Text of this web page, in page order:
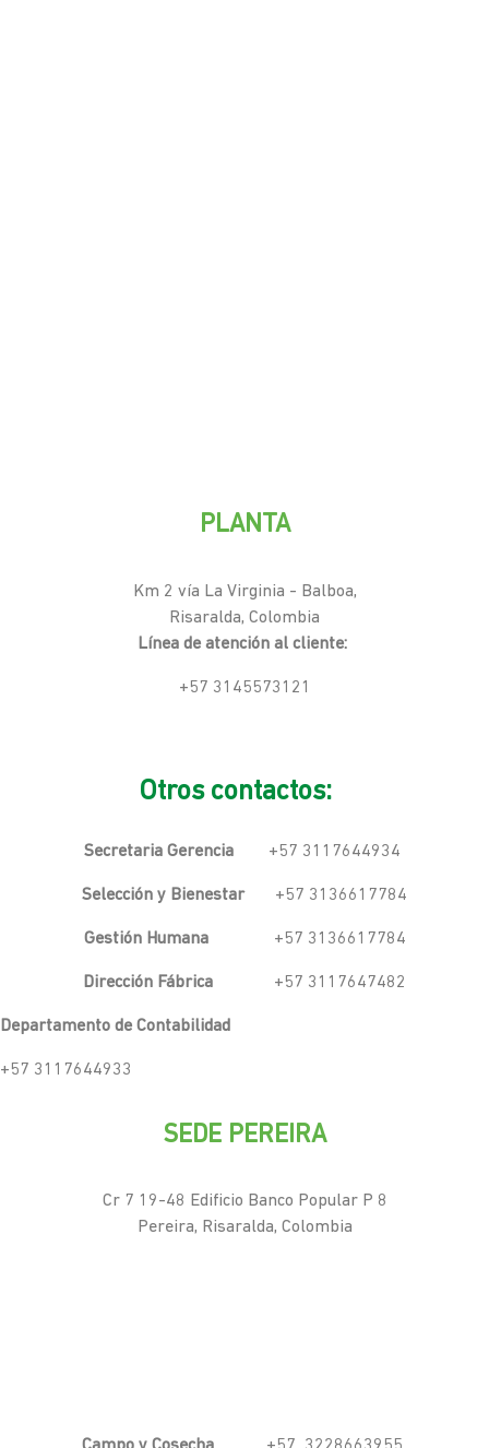
PLANTA
Km 2 vía La Virginia - Balboa,
Risaralda, Colombia
Línea de atención al cliente:
+57 3145573121
Otros contactos:
Secretaria Gerencia +57 3117644934
Selección y Bienestar+57 3136617784
Gestión Humana+57 3136617784
Dirección Fábrica +57 3117647482
Departamento de Contabilidad
+57 3117644933
SEDE PEREIRA
Cr 7 19-48 Edificio Banco Popular P 8
Pereira, Risaralda, Colombia